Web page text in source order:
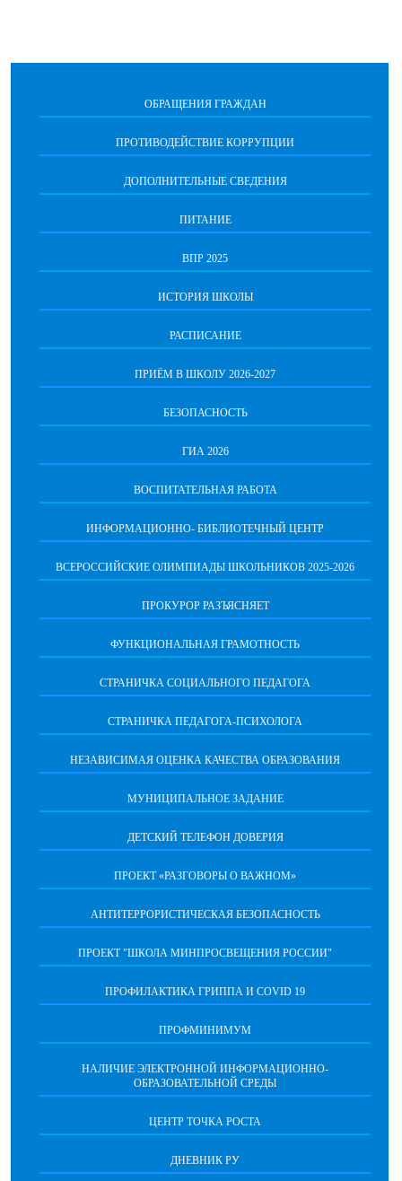
ОБРАЩЕНИЯ ГРАЖДАН
ПРОТИВОДЕЙСТВИЕ КОРРУПЦИИ
ДОПОЛНИТЕЛЬНЫЕ СВЕДЕНИЯ
ПИТАНИЕ
ВПР 2025
ИСТОРИЯ ШКОЛЫ
РАСПИСАНИЕ
ПРИЁМ В ШКОЛУ 2026-2027
БЕЗОПАСНОСТЬ
ГИА 2026
ВОСПИТАТЕЛЬНАЯ РАБОТА
ИНФОРМАЦИОННО- БИБЛИОТЕЧНЫЙ ЦЕНТР
ВСЕРОССИЙСКИЕ ОЛИМПИАДЫ ШКОЛЬНИКОВ 2025-2026
ПРОКУРОР РАЗЪЯСНЯЕТ
ФУНКЦИОНАЛЬНАЯ ГРАМОТНОСТЬ
СТРАНИЧКА СОЦИАЛЬНОГО ПЕДАГОГА
СТРАНИЧКА ПЕДАГОГА-ПСИХОЛОГА
НЕЗАВИСИМАЯ ОЦЕНКА КАЧЕСТВА ОБРАЗОВАНИЯ
МУНИЦИПАЛЬНОЕ ЗАДАНИЕ
ДЕТСКИЙ ТЕЛЕФОН ДОВЕРИЯ
ПРОЕКТ «РАЗГОВОРЫ О ВАЖНОМ»
АНТИТЕРРОРИСТИЧЕСКАЯ БЕЗОПАСНОСТЬ
ПРОЕКТ "ШКОЛА МИНПРОСВЕЩЕНИЯ РОССИИ"
ПРОФИЛАКТИКА ГРИППА И COVID 19
ПРОФМИНИМУМ
НАЛИЧИЕ ЭЛЕКТРОННОЙ ИНФОРМАЦИОННО-
ОБРАЗОВАТЕЛЬНОЙ СРЕДЫ
ЦЕНТР ТОЧКА РОСТА
ДНЕВНИК РУ